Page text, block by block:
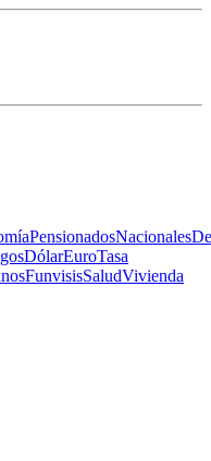
PensionadosNacionales
DólarEuroTasa
FunvisisSaludVivienda